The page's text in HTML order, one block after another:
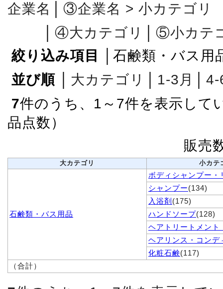
企業名
③企業名 > 小カテゴリ
④大カテゴリ
⑤小カテ
絞り込み項目
│石鹸類・バス用
並び順
大カテゴリ 1‐3月
7件のうち、1～7件を表示して
品点数）
販売
大カテゴリ 小カテ
石鹸類・バス用品
ボディシャンプー・
シャンプー(134)
入浴剤 (175)
ハンドソープ(128)
ヘアトリートメント
ヘアリンス・コンデ
化粧石鹸(117)
（合計）